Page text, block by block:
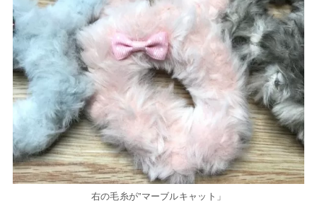
右の毛糸が”マーブルキャット」